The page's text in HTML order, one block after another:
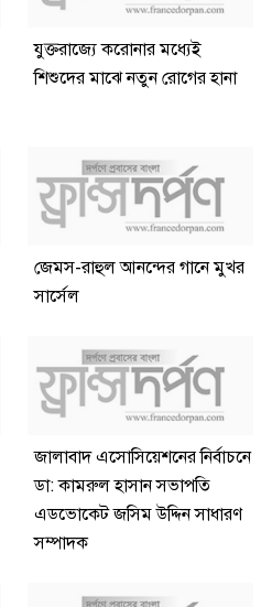
যুক্তরাজ্যে করোনার মধ্যেই
শিশুদের মাঝে নতুন রোগের হানা
জেমস-রাহুল আনন্দের গানে মুখর
সার্সেল
জালাবাদ এসোসিয়েশনের নির্বাচনে
ডা: কামরুল হাসান সভাপতি
এডভোকেট জসিম উদ্দিন সাধারণ
সম্পাদক